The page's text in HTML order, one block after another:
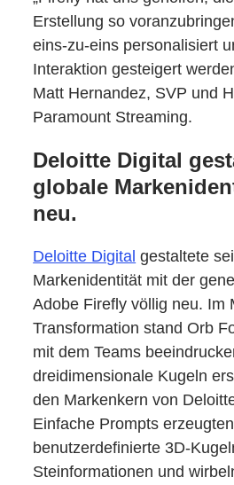
Erstellung so
eins-zu-eins personalisiert
Interaktion gesteigert
Matt Hernandez, SVP und
Paramount Streaming.
Deloitte Digital
globale
neu.
Deloitte Digital gestaltete
Markenidentität mit der
Adobe Firefly völlig neu. Im
Transformation stand Orb
mit dem Teams
dreidimensionale Kugeln
den Markenkern von
Einfache Prompts erzeugten
benutzerdefinierte 3D-
Steinformationen und